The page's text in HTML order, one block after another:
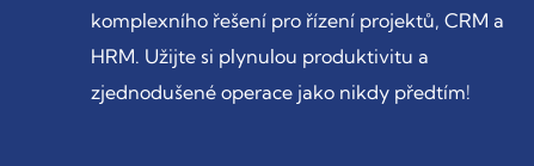
komplexního řešení pro řízení projektů, CRM a
HRM. Užijte si plynulou produktivitu a
zjednodušené operace jako nikdy předtím!